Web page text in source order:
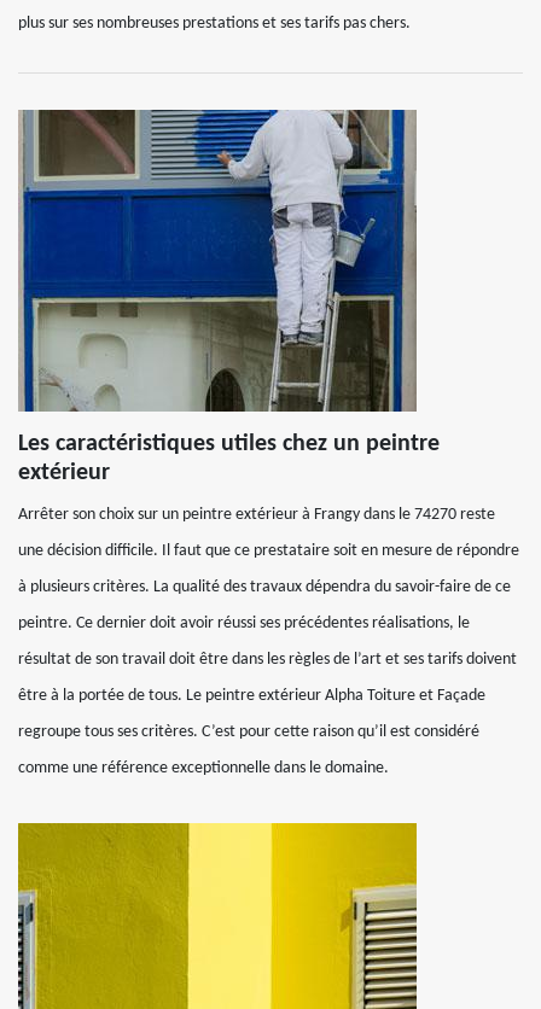
plus sur ses nombreuses prestations et ses tarifs pas chers.
Les caractéristiques utiles chez un peintre
extérieur
Arrêter son choix sur un peintre extérieur à Frangy dans le 74270 reste
une décision difficile. Il faut que ce prestataire soit en mesure de répondre
à plusieurs critères. La qualité des travaux dépendra du savoir-faire de ce
peintre. Ce dernier doit avoir réussi ses précédentes réalisations, le
résultat de son travail doit être dans les règles de l’art et ses tarifs doivent
être à la portée de tous. Le peintre extérieur Alpha Toiture et Façade
regroupe tous ses critères. C’est pour cette raison qu’il est considéré
comme une référence exceptionnelle dans le domaine.